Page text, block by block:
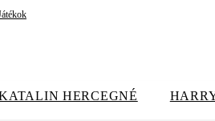
HERCEGNÉ